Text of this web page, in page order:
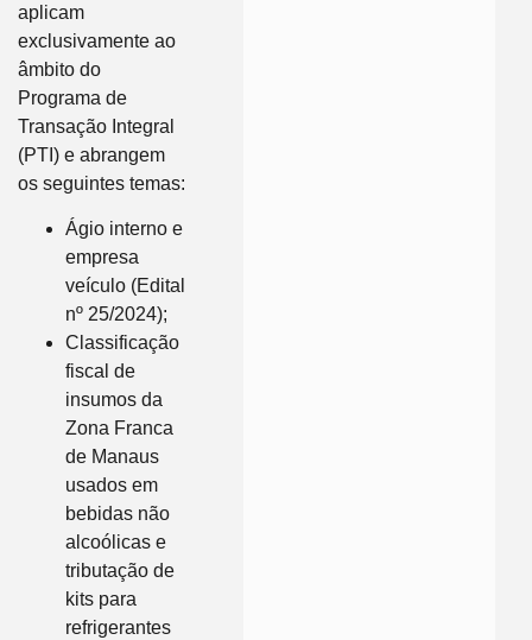
aplicam
exclusivamente ao
âmbito do
Programa de
Transação Integral
(PTI) e abrangem
os seguintes temas:
Ágio interno e
empresa
veículo (Edital
nº 25/2024);
Classificação
fiscal de
insumos da
Zona Franca
de Manaus
usados em
bebidas não
alcoólicas e
tributação de
kits para
refrigerantes